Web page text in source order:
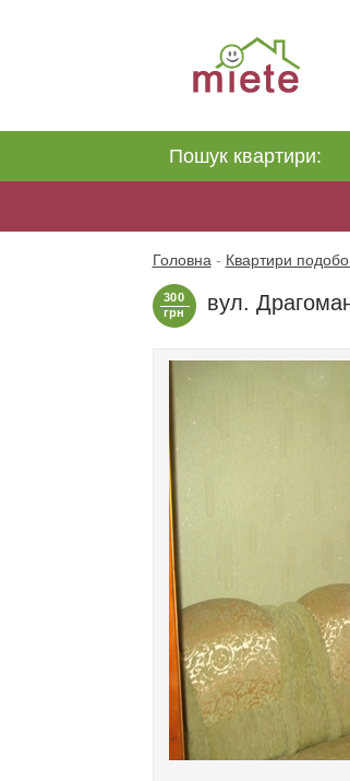
Пошук квартири:
Головна - Квартири
300
грн
вул.